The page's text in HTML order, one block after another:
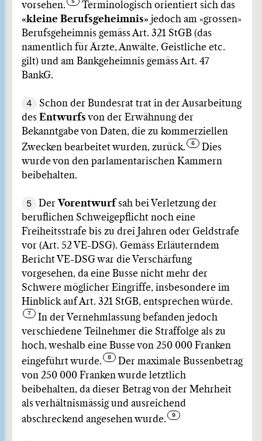
vorsehen.
Terminologisch orientiert sich das
«kleine Berufsgeheimnis» jedoch am «grossen»
Berufsgeheimnis gemäss Art. 321 StGB (das
namentlich für Ärzte, Anwälte, Geistliche etc.
gilt) und am Bankgeheimnis gemäss Art. 47
BankG.
4
Schon der Bundesrat trat in der Ausarbeitung
des Entwurfs von der Erwähnung der
Bekanntgabe von Daten, die zu kommerziellen
Zwecken bearbeitet wurden, zurück.
Dies
wurde von den parlamentarischen Kammern
beibehalten.
5 Der Vorentwurf sah bei Verletzung der
beruflichen Schweigepflicht noch eine
Freiheitsstrafe bis zu drei Jahren oder Geldstrafe
vor (Art. 52 VE-DSG). Gemäss Erläuterndem
Bericht VE-DSG war die Verschärfung
vorgesehen, da eine Busse nicht mehr der
Schwere möglicher Eingriffe, insbesondere im
Hinblick auf Art. 321 StGB, entsprechen würde.
In der Vernehmlassung befanden jedoch
verschiedene Teilnehmer die Straffolge als zu
hoch, weshalb eine Busse von 250 000 Franken
eingeführt wurde.
Der maximale Bussenbetrag
von 250 000 Franken wurde letztlich
beibehalten, da dieser Betrag von der Mehrheit
als verhältnismässig und ausreichend
abschreckend angesehen wurde.